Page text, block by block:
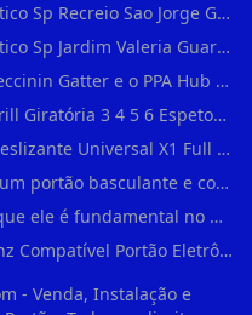
Bairros Atendidos Portao Automatico Sp Recreio Sao Jorge Guarulhos Sp Motor Para Portao Automatico Eletronico
Bairros Atendidos Portao Automatico Sp Jardim Valeria Guarulhos Sp Motor Para Portao Automatico Eletronico
Qual a diferença entre o motor Peccinin Gatter e o PPA Hub em Vila Romana?
Motor Para Churrasqueira Gira Grill Giratória 3 4 5 6 Espetos Gme Maxtorque Bivo em Cidade Dutra
Central Placa Motor Basculante Deslizante Universal X1 Full Range 433mhz em Vila Prudente
O que causa o empenamento de um portão basculante e como evitar em Campo Belo?
O que é o "Modo Reversa" e por que ele é fundamental no dia a dia em Itapevi?
Kit 5/10 Controle Universal 433Mhz Compatível Portão Eletrônico Garagem Residenc em Pinheiros
- Venda, Instalação e